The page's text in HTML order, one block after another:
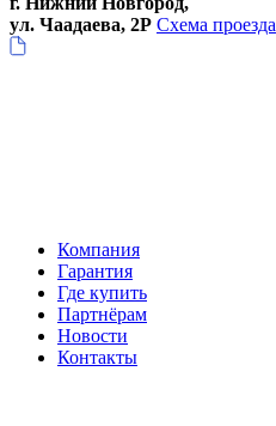
ул. Чаадаева, 2Р Схема проезда
Компания
Гарантия
Где купить
Партнёрам
Новости
Контакты